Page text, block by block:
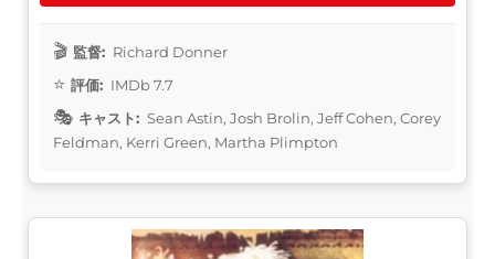
監督: Richard Donner
評価: IMDb 7.7
キャスト: Sean Astin, Josh Brolin, Jeff Cohen, Corey
Feldman, Kerri Green, Martha Plimpton